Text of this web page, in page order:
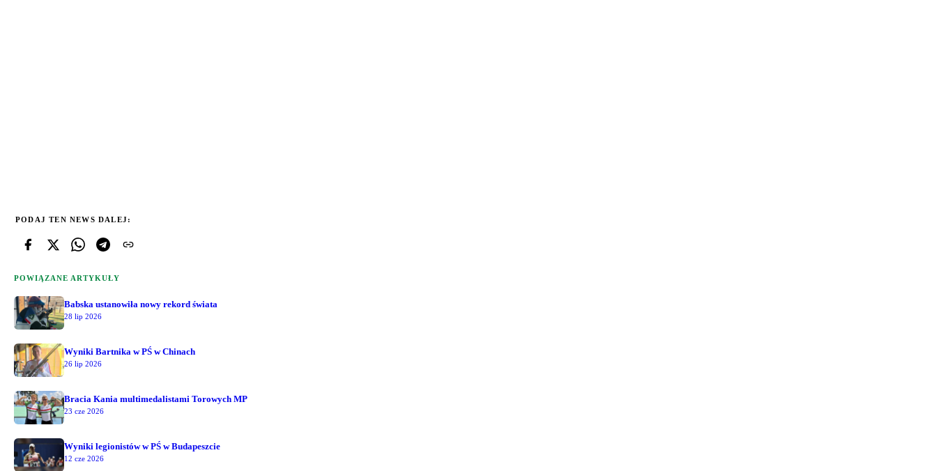
PODAJ TEN NEWS DALEJ:
POWIĄZANE ARTYKUŁY
Babska ustanowiła nowy rekord świata
28 lip 2026
Wyniki Bartnika w PŚ w Chinach
26 lip 2026
Bracia Kania multimedalistami Torowych MP
23 cze 2026
Wyniki legionistów w PŚ w Budapeszcie
12 cze 2026